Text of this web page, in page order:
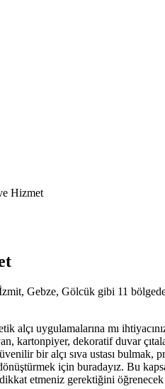
Hizmet
Gebze, Gölcük gibi 11
uygulamalarına mı
dekoratif duvar
bir alçı sıva ustası
için buradayız. Bu
etmeniz gerektiğini öğrenecek